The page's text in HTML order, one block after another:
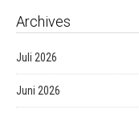
Archives
Juli 2026
Juni 2026